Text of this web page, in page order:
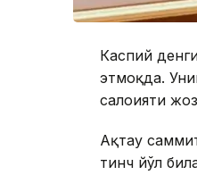
Каспий
этмоқда.
салоҳияти
Ақтау
тинч йўл